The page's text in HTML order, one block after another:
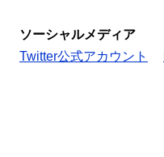
ソーシャルメディア
Twitter公式アカウント